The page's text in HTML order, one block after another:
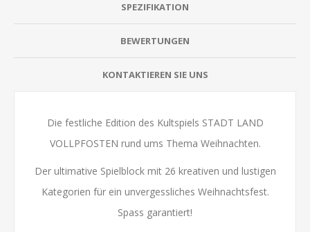
SPEZIFIKATION
BEWERTUNGEN
KONTAKTIEREN SIE UNS
Die festliche Edition des Kultspiels STADT LAND
VOLLPFOSTEN rund ums Thema Weihnachten.
Der ultimative Spielblock mit 26 kreativen und lustigen
Kategorien für ein unvergessliches Weihnachtsfest.
Spass garantiert!